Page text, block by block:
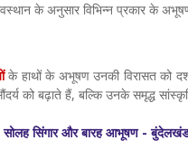
के अनुसार विभिन्न प्रकार के
के हाथों के अभूषण उनकी विरासत को
को बढ़ाते हैं, बल्कि उनके समृद्ध
सोलह सिंगार और बारह आभूषण -